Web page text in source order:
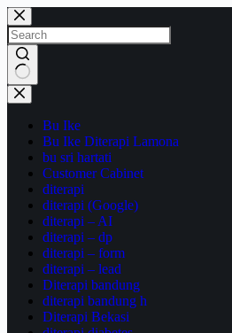
Bu Ike
Bu Ike Diterapi Lamona
bu sri hartati
Customer Cabinet
diterapi
diterapi (Google)
diterapi – AI
diterapi – dp
diterapi – form
diterapi – lead
Diterapi bandung
diterapi bandung h
Diterapi Bekasi